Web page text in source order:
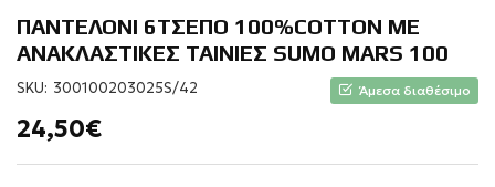
ΠΑΝΤΕΛΟΝΙ 6ΤΣΕΠΟ 100%COTTON ΜΕ
ΑΝΑΚΛΑΣΤΙΚΕΣ ΤΑΙΝΙΕΣ SUMO MARS 100
SKU: 300100203025S/42 Άμεσα διαθέσιμο
24,50€